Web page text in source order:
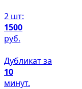
2 шт:
1500
руб.
Дубликат за
10
минут.